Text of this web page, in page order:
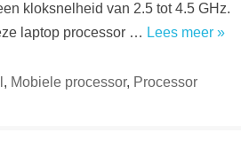
kloksnelheid van 2.5 tot 4.5 GHz.
laptop processor … Lees meer »
, Mobiele processor, Processor